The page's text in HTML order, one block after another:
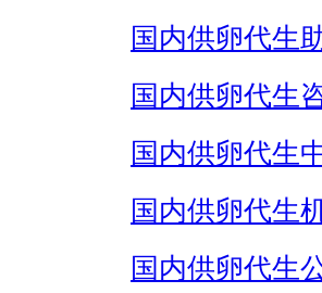
国内供卵代生
国内供卵代生
国内供卵代生
国内供卵代生
国内供卵代生